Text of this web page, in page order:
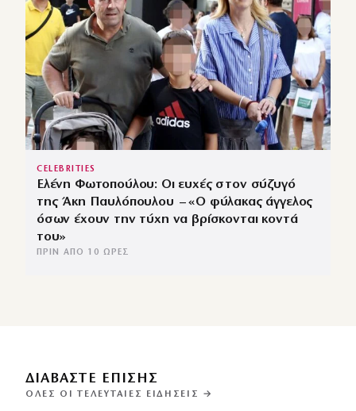
CELEBRITIES
Ελένη Φωτοπούλου: Οι ευχές στον σύζυγό
της Άκη Παυλόπουλου – «Ο φύλακας άγγελος
όσων έχουν την τύχη να βρίσκονται κοντά
του»
ΠΡΙΝ ΑΠΌ 10 ΏΡΕΣ
ΔΙΑΒΑΣΤΕ ΕΠΙΣΗΣ
ΌΛΕΣ ΟΙ ΤΕΛΕΥΤΑΊΕΣ ΕΙΔΉΣΕΙΣ →